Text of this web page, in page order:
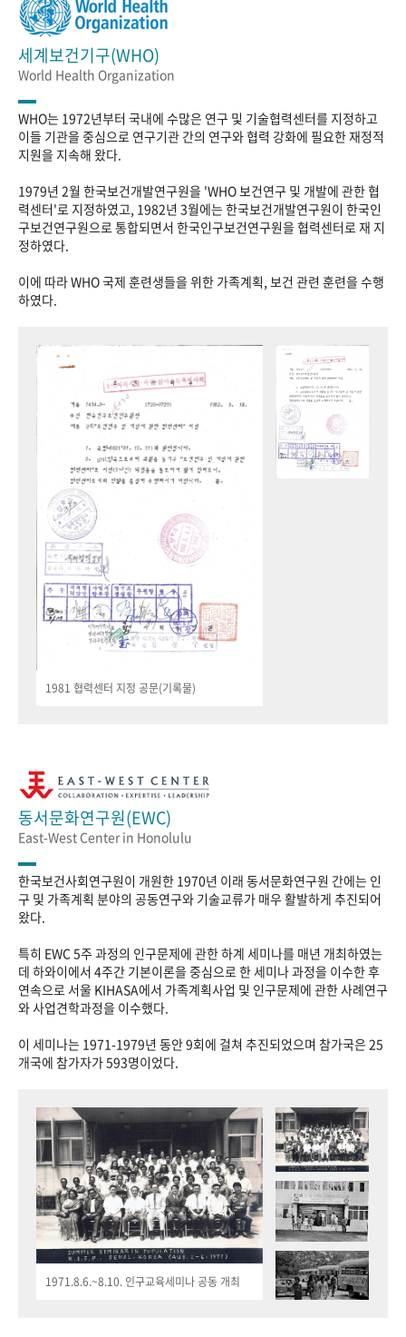
세계보건기구(WHO)
World Health Organization
WHO는 1972년부터 국내에 수많은 연구 및 기술협력센터를 지정하고
이들 기관을 중심으로 연구기관 간의 연구와 협력 강화에 필요한 재정적
지원을 지속해 왔다.
1979년 2월 한국보건개발연구원을 'WHO 보건연구 및 개발에 관한 협
력센터'로 지정하였고, 1982년 3월에는 한국보건개발연구원이 한국인
구보건연구원으로 통합되면서 한국인구보건연구원을 협력센터로 재 지
정하였다.
이에 따라 WHO 국제 훈련생들을 위한 가족계획, 보건 관련 훈련을 수행
하였다.
1981 협력센터 지정 공문(기록물)
동서문화연구원(EWC)
East-West Center in Honolulu
한국보건사회연구원이 개원한 1970년 이래 동서문화연구원 간에는 인
구 및 가족계획 분야의 공동연구와 기술교류가 매우 활발하게 추진되어
왔다.
특히 EWC 5주 과정의 인구문제에 관한 하계 세미나를 매년 개최하였는
데 하와이에서 4주간 기본이론을 중심으로 한 세미나 과정을 이수한 후
연속으로 서울 KIHASA에서 가족계획사업 및 인구문제에 관한 사례연구
와 사업견학과정을 이수했다.
이 세미나는 1971-1979년 동안 9회에 걸쳐 추진되었으며 참가국은 25
개국에 참가자가 593명이었다.
1971.8.6.~8.10. 인구교육세미나 공동 개최